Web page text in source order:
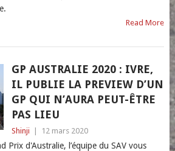
Read More
GP AUSTRALIE 2020 : IVRE,
IL PUBLIE LA PREVIEW D’UN
GP QUI N’AURA PEUT-ÊTRE
PAS LIEU
Shinji 12 mars 2020
Prix d'Australie, l’équipe du SAV vous